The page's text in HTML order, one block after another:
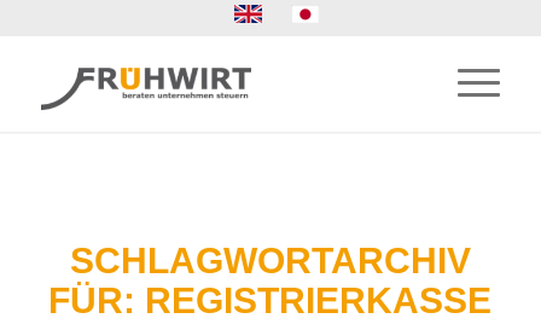
SCHLAGWORTARCHIV
FÜR: REGISTRIERKASSE